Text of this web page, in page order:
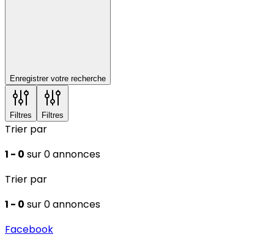
Enregistrer votre recherche
Filtres Filtres
Trier par
1 - 0 sur 0 annonces
Trier par
1 - 0 sur 0 annonces
Facebook